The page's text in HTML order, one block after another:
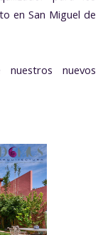
en San Miguel de
nuevos